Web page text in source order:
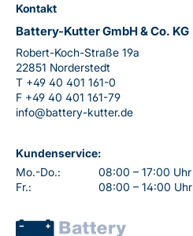
Kontakt
Battery-Kutter GmbH & Co. KG
Robert-Koch-Straße 19a
22851 Norderstedt
T +49 40 401 161-0
F +49 40 401 161-79
info@battery-kutter.de
Kundenservice:
Mo.-Do.:
08:00 – 17:00 Uhr
Fr.:
08:00 – 14:00 Uhr